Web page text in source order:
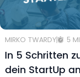
MIRKO TWARDY 5
In 5 Schritten
dein StartUp